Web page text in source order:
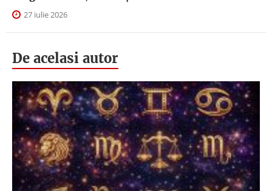
27 iulie 2026
De acelasi autor